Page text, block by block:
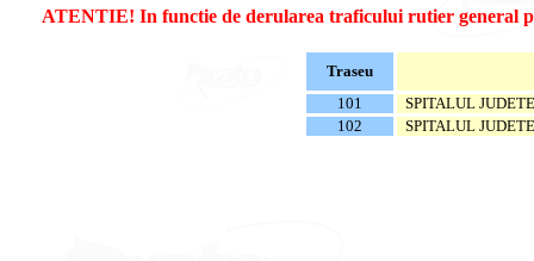
ATENTIE! In functie de derularea traficului rutier general
Traseu
101
SPITALUL
102
SPITALUL